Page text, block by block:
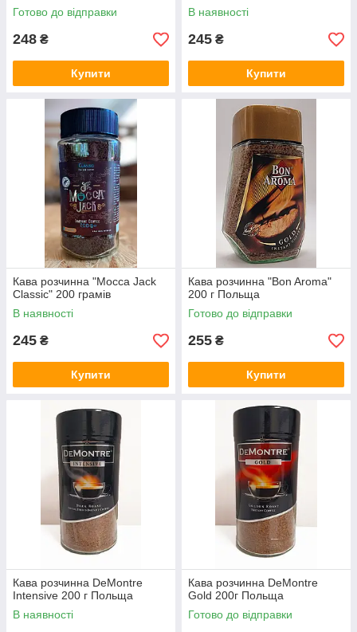
Готово до відправки
248 ₴
Купити
В наявності
245 ₴
Купити
Кава розчинна "Mocca Jack
Classic" 200 грамів
В наявності
245 ₴
Купити
Кава розчинна "Bon Aroma"
200 г Польща
Готово до відправки
255 ₴
Купити
Кава розчинна DeMontre
Intensive 200 г Польща
В наявності
Кава розчинна DeMontre
Gold 200г Польща
Готово до відправки